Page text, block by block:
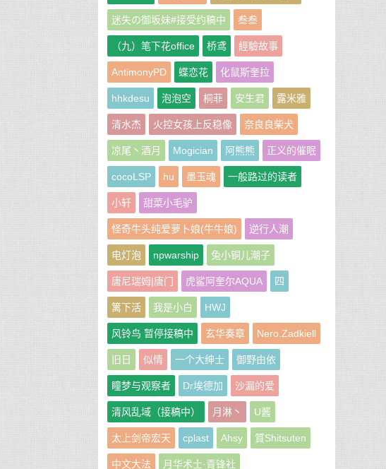
迷失の御坂妹#接受约稿中 叁叁
（九）笔下花office 桥鸢 經驗故事
AntimonyPD 蝶恋花 化鼠斯奎拉
hhkdesu 泡泡空 桐菲 安生君 露米雅
清水杰 火控女孩上反稳像 奈良良柴犬
凉尾丶酒月 Mogician 阿熊熊 正义的催眠
cocoLSP hu 墨玉魂 一般路过的读者
小轩 甜菜小毛驴
怪奇牛头纯爱萝卜娘(牛牛娘) 逆行人潮
电灯泡 npwarship 兔小铜儿潮子
唐尼瑞姆|唐门 虎鲨阿奎尔AQUA 四
篱下活 我是小白 HWJ
风铃鸟 暂停接稿中 玄华奏章 Nero.Zadkiell
旧日 似情 一个大绅士 御野由依
瞳梦与观察者 Dr埃德加 沙漏的爱
清风乱域（接稿中） 月淋丶 U酱
太上剑帝宏天 cplast Ahsy 質Shitsuten
中文大法 月华术士·青锋社